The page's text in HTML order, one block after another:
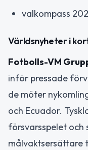
valkompass
Världsnyheter i
Fotbolls-VM
inför pressade
de möter
och Ecuador.
försvarsspelet och
målvaktsersättare